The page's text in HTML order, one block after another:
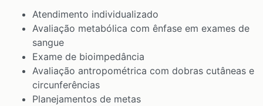
Atendimento individualizado
Avaliação metabólica com ênfase em exames de
sangue
Exame de bioimpedância
Avaliação antropométrica com dobras cutâneas e
circunferências
Planejamentos de metas